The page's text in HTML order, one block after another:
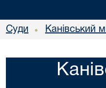
Суди • Канівський